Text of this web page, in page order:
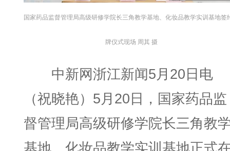
国家药品监督管理局高级研修学院长三角教学基地、化妆品教学实训基地签
牌仪式现场 周其 摄
中新网浙江新闻5月20日电
（祝晓艳）5月20日，国家药品监
督管理局高级研修学院长三角教
基地、化妆品教学实训基地正式